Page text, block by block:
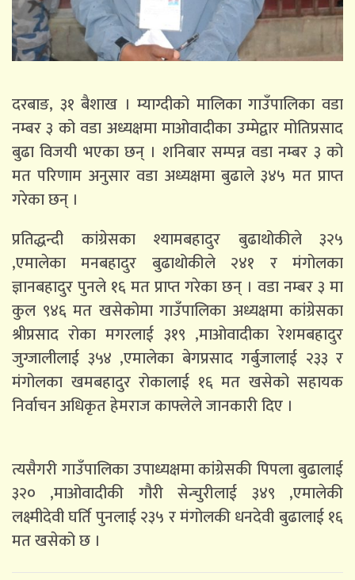
दरबाङ, ३१ बैशाख । म्याग्दीको मालिका गाउँपालिका वडा
नम्बर ३ को वडा अध्यक्षमा माओवादीका उम्मेद्वार मोतिप्रसाद
बुढा विजयी भएका छन् । शनिबार सम्पन्न वडा नम्बर ३ को
मत परिणाम अनुसार वडा अध्यक्षमा बुढाले ३४५ मत प्राप्त
गरेका छन् ।
प्रतिद्धन्दी कांग्रेसका श्यामबहादुर बुढाथोकीले ३२५
,एमालेका मनबहादुर बुढाथोकीले २४१ र मंगोलका
ज्ञानबहादुर पुनले १६ मत प्राप्त गरेका छन् । वडा नम्बर ३ मा
कुल ९४६ मत खसेकोमा गाउँपालिका अध्यक्षमा कांग्रेसका
श्रीप्रसाद रोका मगरलाई ३१९ ,माओवादीका रेशमबहादुर
जुग्जालीलाई ३५४ ,एमालेका बेगप्रसाद गर्बुजालाई २३३ र
मंगोलका खमबहादुर रोकालाई १६ मत खसेको सहायक
निर्वाचन अधिकृत हेमराज काफ्लेले जानकारी दिए ।
त्यसैगरी गाउँपालिका उपाध्यक्षमा कांग्रेसकी पिपला बुढालाई
३२० ,माओवादीकी गौरी सेन्चुरीलाई ३४९ ,एमालेकी
लक्ष्मीदेवी घर्ति पुनलाई २३५ र मंगोलकी धनदेवी बुढालाई १६
मत खसेको छ ।